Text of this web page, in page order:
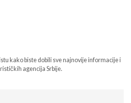
kako biste dobili sve najnovije informacije i
agencija Srbije.